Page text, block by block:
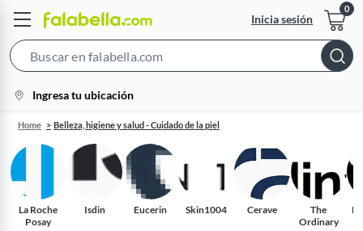
Inicia sesión
Bar
location-
icon
Ingresa tu ubicación
Home Belleza, higiene y salud - Cuidado de la piel
La Roche
Posay
Isdin Eucerin Skin1004 Cerave
The
Ordinary